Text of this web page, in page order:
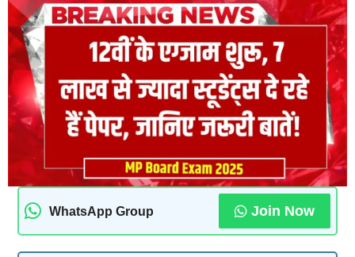
WhatsApp Group Join Now